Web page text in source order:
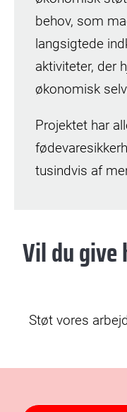
behov, som
langsigtede
aktiviteter, der
økonomisk
Projektet har
tusindvis af
Vil du give
Støt vores